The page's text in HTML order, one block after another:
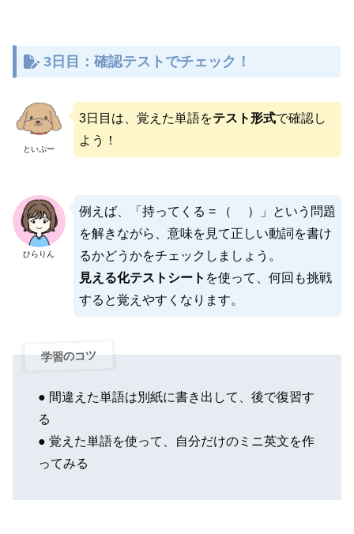
3日目：確認テストでチェック！
といぷー
3日目は、覚えた単語をテスト形式で確認し
よう！
ひらりん
例えば、「持ってくる = （ ）」という問題
を解きながら、意味を見て正しい動詞を書け
るかどうかをチェックしましょう。
見える化テストシート を使って、何回も挑戦
すると覚えやすくなります。
学習のコツ
● 間違えた単語は別紙に書き出して、後で復習す
る
● 覚えた単語を使って、自分だけのミニ英文を作
ってみる